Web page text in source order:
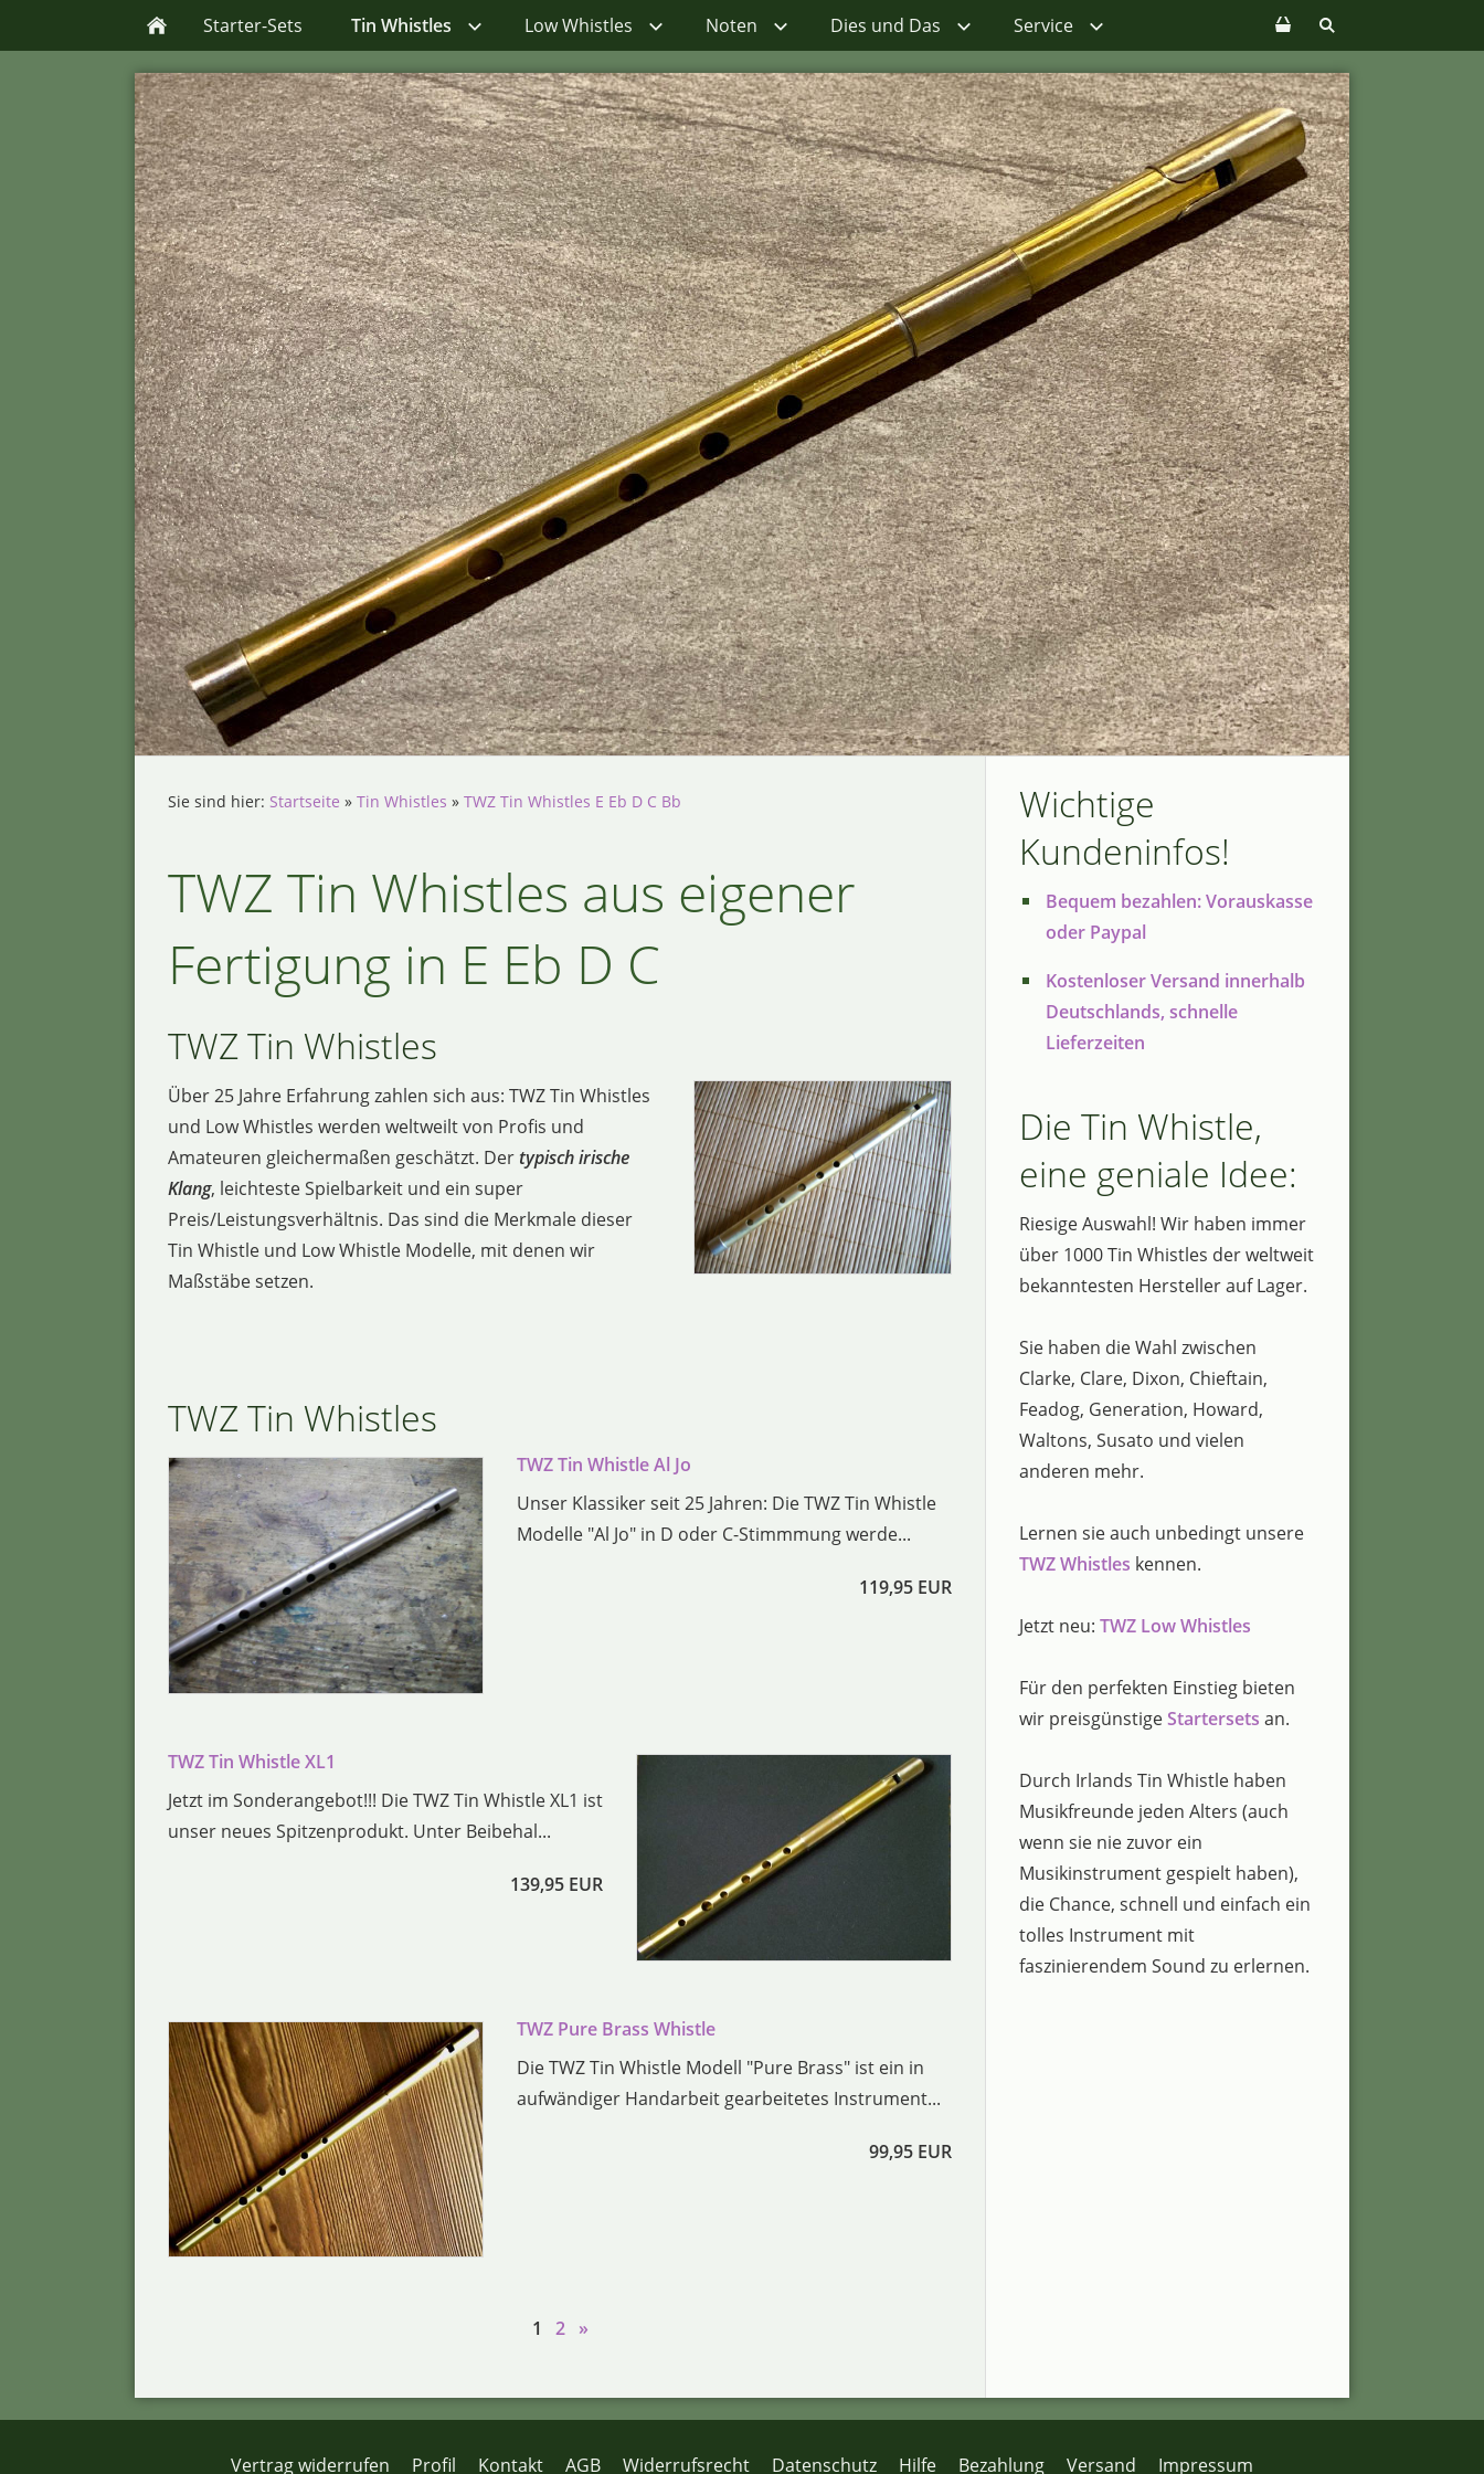
Starter-Sets Tin Whistles Low Whistles Noten Dies und Das Service
Sie sind hier: Startseite » Tin Whistles » TWZ Tin Whistles E Eb D C Bb
TWZ Tin Whistles aus eigener
Fertigung in E Eb D C
TWZ Tin Whistles
Über 25 Jahre Erfahrung zahlen sich aus: TWZ Tin Whistles
und Low Whistles werden weltweilt von Profis und
Amateuren gleichermaßen geschätzt. Der typisch irische
Klang, leichteste Spielbarkeit und ein super
Preis/Leistungsverhältnis. Das sind die Merkmale dieser
Tin Whistle und Low Whistle Modelle, mit denen wir
Maßstäbe setzen.
TWZ Tin Whistles
TWZ Tin Whistle Al Jo
Unser Klassiker seit 25 Jahren: Die TWZ Tin Whistle
Modelle "Al Jo" in D oder C-Stimmmung werde...
119,95 EUR
TWZ Tin Whistle XL1
Jetzt im Sonderangebot!!! Die TWZ Tin Whistle XL1 ist
unser neues Spitzenprodukt. Unter Beibehal...
139,95 EUR
TWZ Pure Brass Whistle
Die TWZ Tin Whistle Modell "Pure Brass" ist ein in
aufwändiger Handarbeit gearbeitetes Instrument...
99,95 EUR
1 2 »
Wichtige
Kundeninfos!
Bequem bezahlen: Vorauskasse
oder Paypal
Kostenloser Versand innerhalb
Deutschlands, schnelle
Lieferzeiten
Die Tin Whistle,
eine geniale Idee:
Riesige Auswahl! Wir haben immer
über 1000 Tin Whistles der weltweit
bekanntesten Hersteller auf Lager.
Sie haben die Wahl zwischen
Clarke, Clare, Dixon, Chieftain,
Feadog, Generation, Howard,
Waltons, Susato und vielen
anderen mehr.
Lernen sie auch unbedingt unsere
TWZ Whistles kennen.
Jetzt neu: TWZ Low Whistles
Für den perfekten Einstieg bieten
wir preisgünstigeStartersets an.
Durch Irlands Tin Whistle haben
Musikfreunde jeden Alters (auch
wenn sie nie zuvor ein
Musikinstrument gespielt haben),
die Chance, schnell und einfach ein
tolles Instrument mit
faszinierendem Sound zu erlernen.
Vertrag widerrufen Profil Kontakt AGB Widerrufsrecht Datenschutz Hilfe Bezahlung Versand Impressum